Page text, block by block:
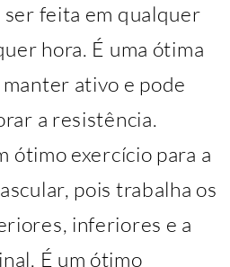
ser feita em qualquer
hora. É uma ótima
ativo e pode
a resistência.
ótimo exercício para a
pois trabalha os
inferiores e a
É um ótimo